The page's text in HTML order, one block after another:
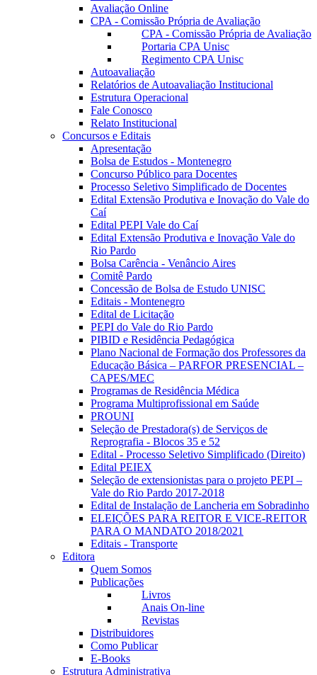
Avaliação Online
CPA - Comissão Própria de Avaliação
CPA - Comissão Própria de Avaliação
Portaria CPA Unisc
Regimento CPA Unisc
Autoavaliação
Relatórios de Autoavaliação Institucional
Estrutura Operacional
Fale Conosco
Relato Institucional
Concursos e Editais
Apresentação
Bolsa de Estudos - Montenegro
Concurso Público para Docentes
Processo Seletivo Simplificado de Docentes
Edital Extensão Produtiva e Inovação do Vale do
Caí
Edital PEPI Vale do Caí
Edital Extensão Produtiva e Inovação Vale do
Rio Pardo
Bolsa Carência - Venâncio Aires
Comitê Pardo
Concessão de Bolsa de Estudo UNISC
Editais - Montenegro
Edital de Licitação
PEPI do Vale do Rio Pardo
PIBID e Residência Pedagógica
Plano Nacional de Formação dos Professores da
Educação Básica – PARFOR PRESENCIAL –
CAPES/MEC
Programas de Residência Médica
Programa Multiprofissional em Saúde
PROUNI
Seleção de Prestadora(s) de Serviços de
Reprografia - Blocos 35 e 52
Edital - Processo Seletivo Simplificado (Direito)
Edital PEIEX
Seleção de extensionistas para o projeto PEPI –
Vale do Rio Pardo 2017-2018
Edital de Instalação de Lancheria em Sobradinho
ELEIÇÕES PARA REITOR E VICE-REITOR
PARA O MANDATO 2018/2021
Editais - Transporte
Editora
Quem Somos
Publicações
Livros
Anais On-line
Revistas
Distribuidores
Como Publicar
E-Books
Estrutura Administrativa